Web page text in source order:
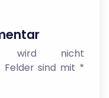
wird nicht
Felder sind mit *